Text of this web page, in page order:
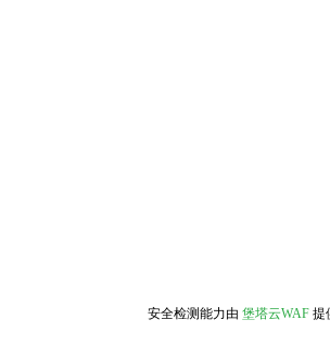
安全检测能力由 堡塔云WAF 提